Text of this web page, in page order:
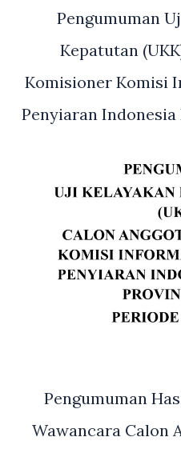
ProvinsiPengumuman
Kepatutan
Komisioner Komisi
Penyiaran Indonesia
Pengumuman
Wawancara Calon